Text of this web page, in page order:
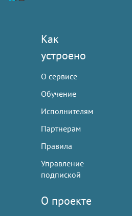
Как
устроено
О сервисе
Обучение
Исполнителям
Партнерам
Правила
Управление
подпиской
О проекте